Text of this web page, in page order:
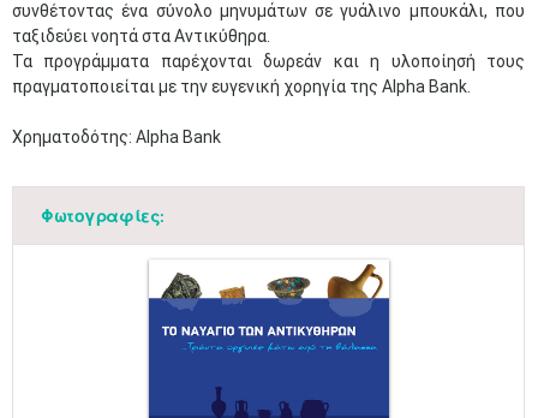
συνθέτοντας ένα σύνολο μηνυμάτων σε γυάλινο μπουκάλι, που
ταξιδεύει νοητά στα Αντικύθηρα.
Τα προγράμματα παρέχονται δωρεάν και η υλοποίησή τους
πραγματοποιείται με την ευγενική χορηγία της Alpha Bank.
Χρηματοδότης: Alpha Bank
Φωτογραφίες: